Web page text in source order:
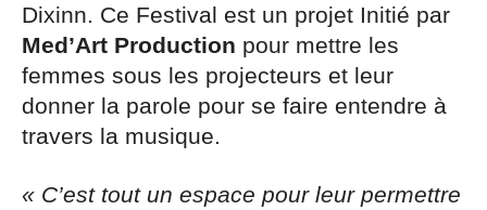
Dixinn. Ce Festival est un projet Initié par
Med’Art Production pour mettre les
femmes sous les projecteurs et leur
donner la parole pour se faire entendre à
travers la musique.
« C’est tout un espace pour leur permettre